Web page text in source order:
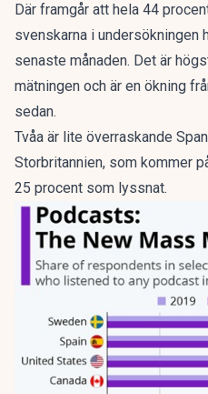
Där framgår att hela 44
svenskarna i undersökningen
senaste månaden. Det är
mätningen och är en ökning
sedan.
Tvåa är lite överraskande
Storbritannien, som kommer
25 procent som lyssnat.